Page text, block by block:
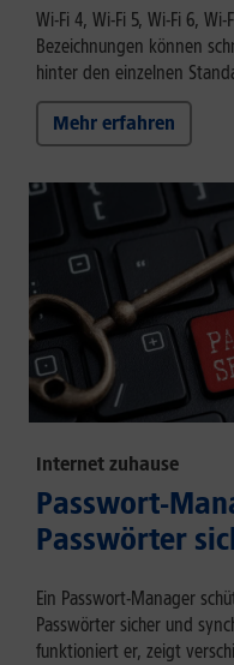
Wi-Fi 4, Wi-Fi 5, Wi-Fi 6,
Bezeichnungen können
hinter den einzelnen
Mehr erfahren
Internet zuhause
Passwort-
Passwörter
Ein Passwort-Manager
Passwörter sicher und
funktioniert er, zeigt